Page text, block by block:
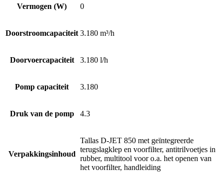
Vermogen (W) 0
Doorstroomcapaciteit 3.180 m³/h
Doorvoercapaciteit 3.180 l/h
Pomp capaciteit 3.180
Druk van de pomp 4.3
Verpakkingsinhoud
Tallas D-JET 850 met geïntegreerde
terugslagklep en voorfilter, antitrilvoetjes in
rubber, multitool voor o.a. het openen van
het voorfilter, handleiding